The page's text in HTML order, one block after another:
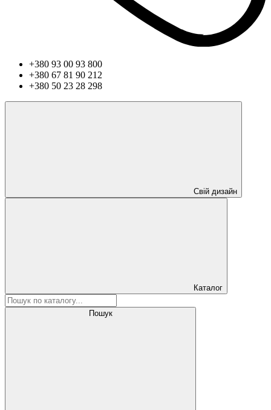
+380 93 00 93 800
+380 67 81 90 212
+380 50 23 28 298
Свій дизайн
Каталог
Пошук